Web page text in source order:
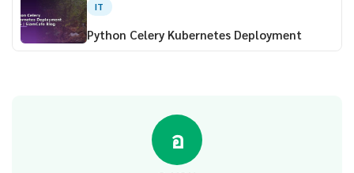
IT
Python Celery Kubernetes Deployment
อ